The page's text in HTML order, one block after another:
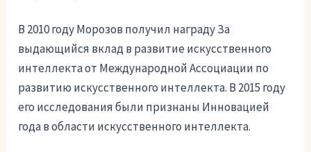
В 2010 году Морозов получил награду За
выдающийся вклад в развитие искусственного
интеллекта от Международной Ассоциации по
развитию искусственного интеллекта. В 2015 году
его исследования были признаны Инновацией
года в области искусственного интеллекта.